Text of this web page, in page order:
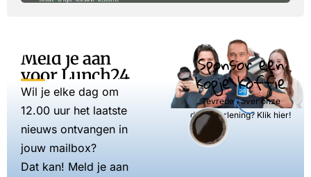
Meld je aan
voor Lunch24
Wil je elke dag om
12.00 uur het laatste
nieuws ontvangen in
jouw mailbox?
Dat kan! Meld je aan
Sponsor een
kopje koffie
Tevreden over onze
dienstverlening? Klik hier!